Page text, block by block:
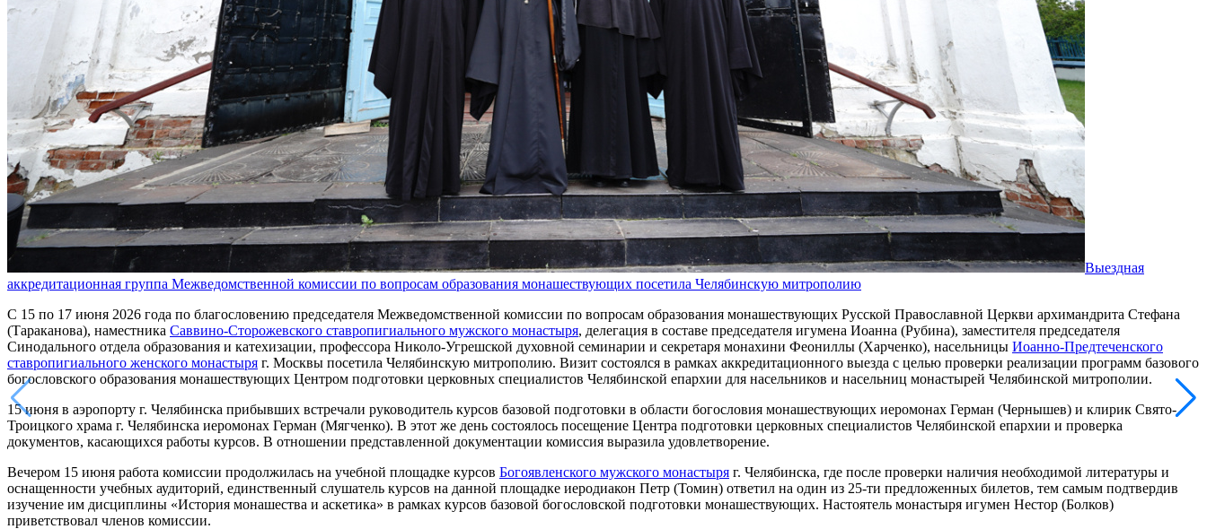
Выездная
аккредитационная группа Межведомственной комиссии по вопросам образования монашествующих посетила Челябинскую митрополию
С 15 по 17 июня 2026 года по благословению председателя Межведомственной комиссии по вопросам образования монашествующих Русской Православной Церкви архимандрита Стефана
(Тараканова), наместника Саввино-Сторожевского ставропигиального мужского монастыря, делегация в составе председателя игумена Иоанна (Рубина), заместителя председателя
Синодального отдела образования и катехизации, профессора Николо-Угрешской духовной семинарии и секретаря монахини Феониллы (Харченко), насельницы Иоанно-Предтеченского
ставропигиального женского монастыря г. Москвы посетила Челябинскую митрополию. Визит состоялся в рамках аккредитационного выезда с целью проверки реализации программ базового
богословского образования монашествующих Центром подготовки церковных специалистов Челябинской епархии для насельников и насельниц монастырей Челябинской митрополии.
15 июня в аэропорту г. Челябинска прибывших встречали руководитель курсов базовой подготовки в области богословия монашествующих иеромонах Герман (Чернышев) и клирик Свято-
Троицкого храма г. Челябинска иеромонах Герман (Мягченко). В этот же день состоялось посещение Центра подготовки церковных специалистов Челябинской епархии и проверка
документов, касающихся работы курсов. В отношении представленной документации комиссия выразила удовлетворение.
Вечером 15 июня работа комиссии продолжилась на учебной площадке курсов Богоявленского мужского монастыря г. Челябинска, где после проверки наличия необходимой литературы и
оснащенности учебных аудиторий, единственный слушатель курсов на данной площадке иеродиакон Петр (Томин) ответил на один из 25-ти предложенных билетов, тем самым подтвердив
изучение им дисциплины «История монашества и аскетика» в рамках курсов базовой богословской подготовки монашествующих. Настоятель монастыря игумен Нестор (Болков)
приветствовал членов комиссии.